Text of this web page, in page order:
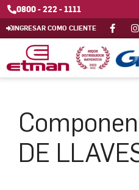
0800 - 222 - 1111
INGRESAR COMO CLIENTE
DE